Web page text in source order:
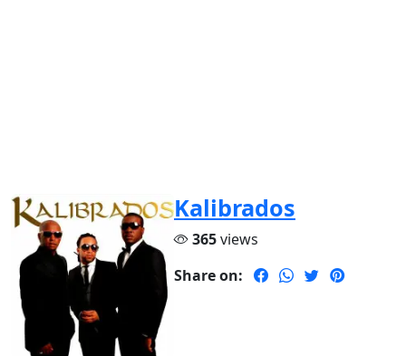
Kalibrados
365views
Share on: